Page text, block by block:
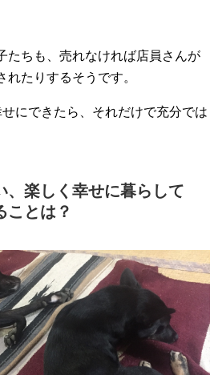
たちも、売れなければ店員さんが
たりするそうです。
にできたら、それだけで充分では
、楽しく幸せに暮らして
ことは？